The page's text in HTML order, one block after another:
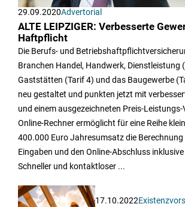
29.09.2020Advertorial
ALTE LEIPZIGER: Verbesserte
Haftpflicht
Die Berufs- und
Branchen Handel, Handwerk, Dienstleistung
Gaststätten (Tarif 4) und das Baugewerbe
neu gestaltet und punkten jetzt mit
und einem ausgezeichneten Preis-
Online-Rechner ermöglicht für eine Reihe
400.000 Euro Jahresumsatz die
Eingaben und den Online-Abschluss
Schneller und kontaktloser ...
17.10.2022